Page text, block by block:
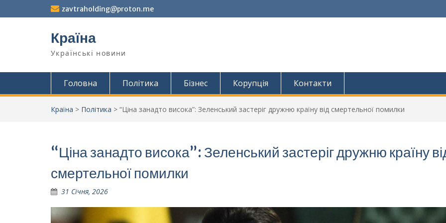
до
zavtraholding@proton.me
Країна
Українські новини
Головна Політика Бізнес Корупція Контакти
Країна > Політика > “Ціна занадто висока”: Зеленський застеріг дружню країну від смертельної помилки
“Ціна занадто висока”: Зеленський застеріг дружню країну
смертельної помилки
31 Січня, 2026